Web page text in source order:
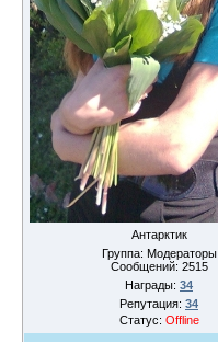
Антарктик
Группа: Модераторы
Сообщений: 2515
Награды: 34
Репутация: 34
Статус: Offline